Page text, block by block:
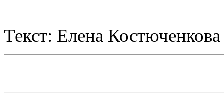
Текст: Елена Костюченкова